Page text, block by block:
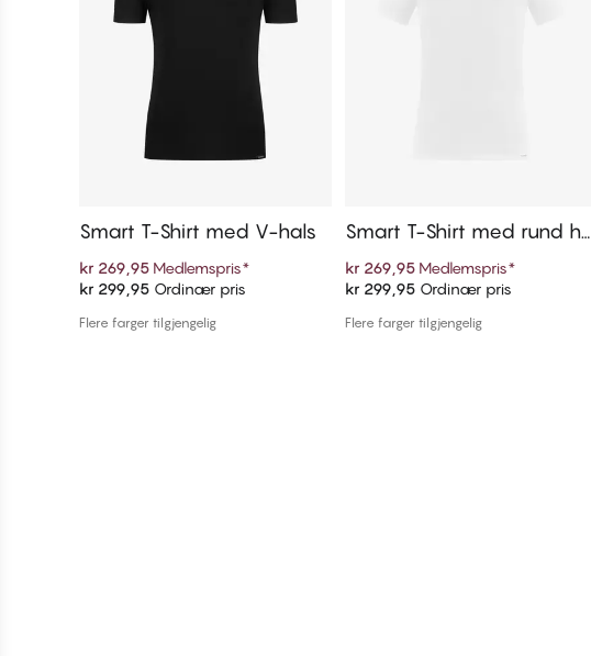
Legg i handlekurven
Smart T-Shirt med V-hals
kr 269,95 Medlemspris*
kr 299,95 Ordinær pris
Flere farger tilgjengelig
Legg i handlekurven
Smart T-Shirt med rund hal
s
kr 269,95 Medlemspris*
kr 299,95 Ordinær pris
Flere farger tilgjengelig